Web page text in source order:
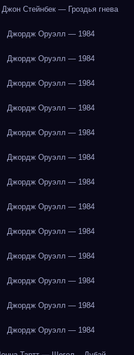
Джон Стейнбек — Гроздья гнева
Джордж Оруэлл — 1984
Джордж Оруэлл — 1984
Джордж Оруэлл — 1984
Джордж Оруэлл — 1984
Джордж Оруэлл — 1984
Джордж Оруэлл — 1984
Джордж Оруэлл — 1984
Джордж Оруэлл — 1984
Джордж Оруэлл — 1984
Джордж Оруэлл — 1984
Джордж Оруэлл — 1984
Джордж Оруэлл — 1984
Джордж Оруэлл — 1984